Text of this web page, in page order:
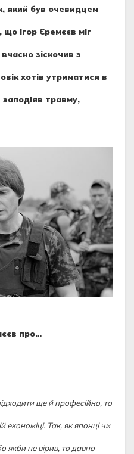
який був очевидцем
що Ігор Єремєєв міг
зіскочив з
хотів утриматися в
заподіяв травму,
про…
ще й професійно, то
економіці. Так, як японці чи
якби не вірив, то давно